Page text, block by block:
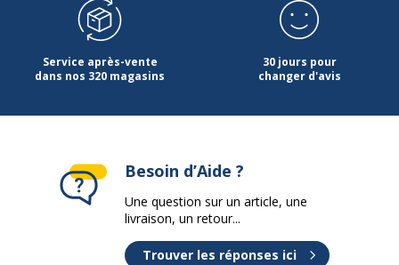
Service après-vente
dans nos 320 magasins
30 jours pour
changer d'avis
Besoin d’Aide ?
Une question sur un article, une
livraison, un retour...
Trouver les réponses ici